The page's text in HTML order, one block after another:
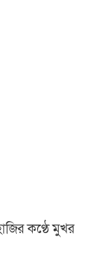
কণ্ঠে মুখর